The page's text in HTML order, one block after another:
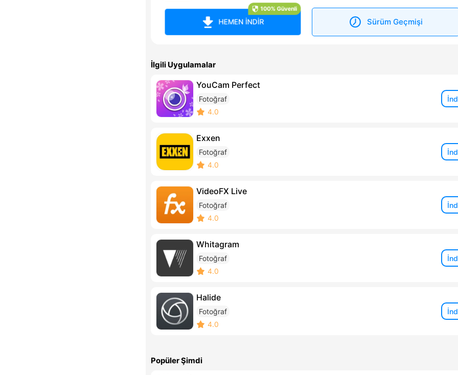
HEMEN İNDİR
100% Güvenli
Sürüm Geçmişi
İlgili Uygulamalar
YouCam Perfect
Fotoğraf
4.0
Exxen
Fotoğraf
4.0
VideoFX Live
Fotoğraf
4.0
Whitagram
Fotoğraf
4.0
Halide
Fotoğraf
4.0
Popüler Şimdi